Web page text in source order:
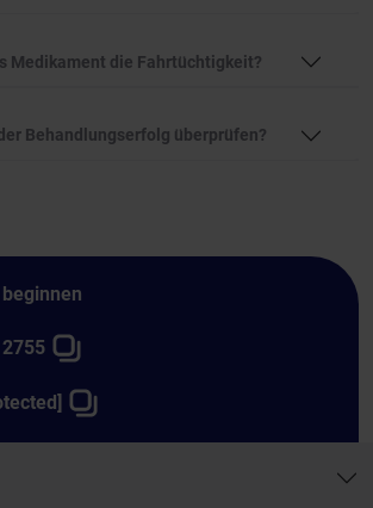
Medikament die Fahrtüchtigkeit?
Behandlungserfolg überprüfen?